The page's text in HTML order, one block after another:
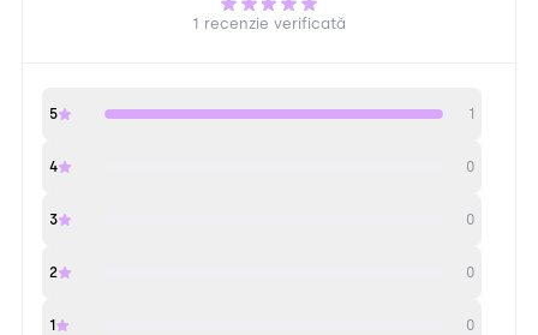
1 recenzie verificată
5 1
4 0
3 0
2 0
1 0